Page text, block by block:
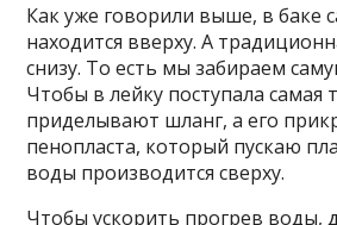
Как уже говорили выше, в баке
находится вверху. А
снизу. То есть мы забираем
Чтобы в лейку поступала самая
приделывают шланг, а его
пенопласта, который пускаю
воды производится сверху.
Чтобы ускорить прогрев воды,